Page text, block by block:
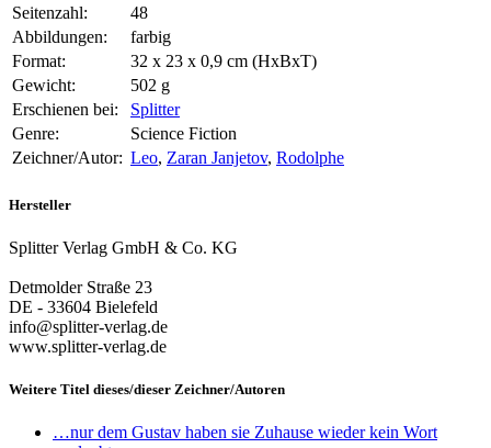
Seitenzahl:
48
Abbildungen:
farbig
Format:
32 x 23 x 0,9 cm (HxBxT)
Gewicht:
502 g
Erschienen bei:
Splitter
Genre:
Science Fiction
Zeichner/Autor: Leo, Zaran Janjetov, Rodolphe
Hersteller
Splitter Verlag GmbH & Co. KG
Detmolder Straße 23
DE - 33604 Bielefeld
info@splitter-verlag.de
www.splitter-verlag.de
Weitere Titel dieses/dieser Zeichner/Autoren
…nur dem Gustav haben sie Zuhause wieder kein Wort